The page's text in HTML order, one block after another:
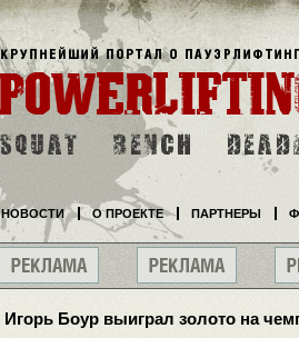
Игорь Боур выиграл золото на
НОВОСТИ О ПРОЕКТЕ ПАРТНЕРЫ